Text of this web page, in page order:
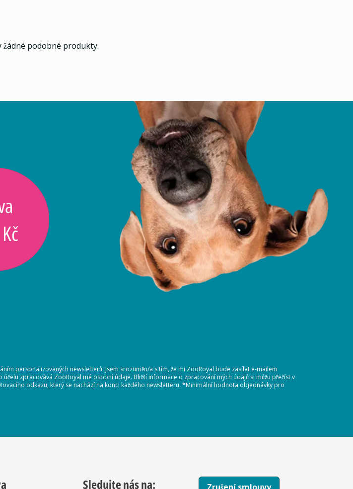
žádné podobné produkty.
personalizovaných newsletterů. Jsem srozuměn/a s tím, že mi ZooRoyal bude zasílat e-mailem
zpracovává ZooRoyal mé osobní údaje. Bližší informace o zpracování mých údajů si můžu přečíst v
odkazu, který se nachází na konci každého newsletteru. *Minimální hodnota objednávky pro
Sledujte nás na: